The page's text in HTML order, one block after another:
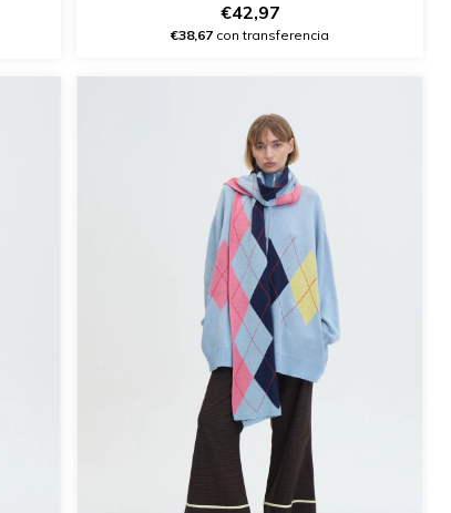
€42,97
€38,67 con transferencia